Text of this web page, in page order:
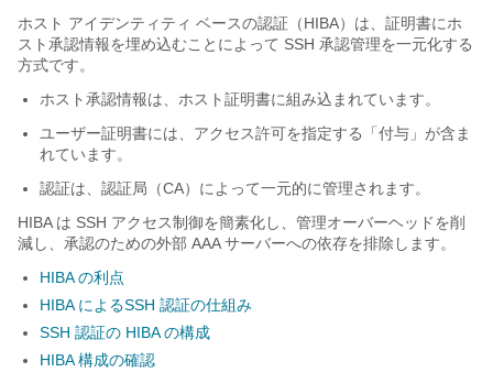
ホスト アイデンティティ ベースの認証（HIBA）は、証明書にホ
スト承認情報を埋め込むことによって SSH 承認管理を一元化する
方式です。
ホスト承認情報は、ホスト証明書に組み込まれています。
ユーザー証明書には、アクセス許可を指定する「付与」が含ま
れています。
認証は、認証局（CA）によって一元的に管理されます。
HIBA は SSH アクセス制御を簡素化し、管理オーバーヘッドを削
減し、承認のための外部 AAA サーバーへの依存を排除します。
HIBA の利点
HIBA によるSSH 認証の仕組み
SSH 認証の HIBA の構成
HIBA 構成の確認